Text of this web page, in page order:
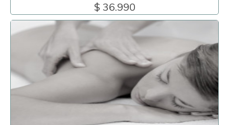
$ 36.990